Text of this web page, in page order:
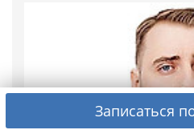
Записаться